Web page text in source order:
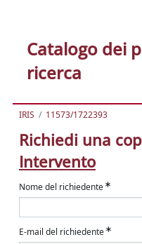
Catalogo dei
ricerca
IRIS 11573/1722393
Richiedi una
Intervento
Nome del richiedente
E-mail del richiedente